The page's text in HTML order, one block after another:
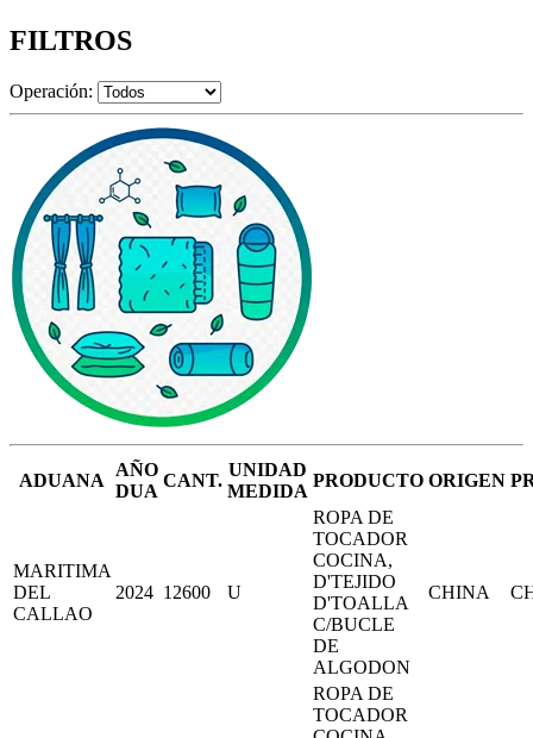
FILTROS
Operación:
ADUANA
AÑO
DUA
CANT.
UNIDAD
MEDIDA
PRODUCTO ORIGEN
MARITIMA
DEL
CALLAO
2024 12600 U
ROPA DE
TOCADOR
COCINA,
D'TEJIDO
D'TOALLA
C/BUCLE
DE
ALGODON
CHINA
ROPA DE
TOCADOR